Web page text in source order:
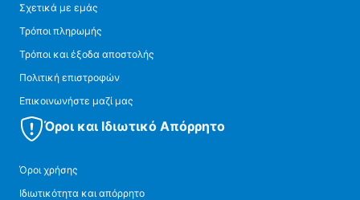
Σχετικά με εμάς
Τρόποι πληρωμής
Τρόποι και έξοδα αποστολής
Πολιτική επιστροφών
Επικοινωνήστε μαζί μας
Όροι και Ιδιωτικό Απόρρητο
Όροι χρήσης
Ιδιωτικότητα και απόρρητο